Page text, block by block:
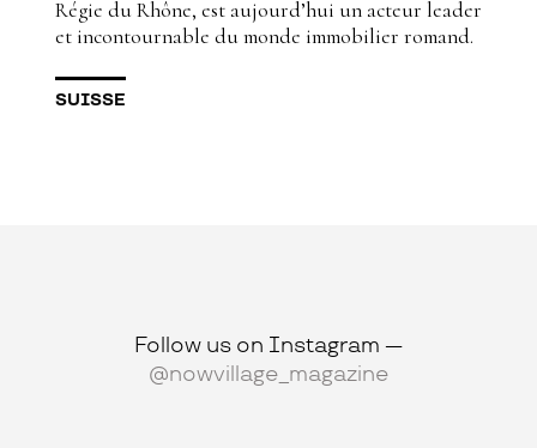
Régie du Rhône, est aujourd’hui un acteur leader
et incontournable du monde immobilier romand.
SUISSE
Follow us on Instagram —
@nowvillage_magazine